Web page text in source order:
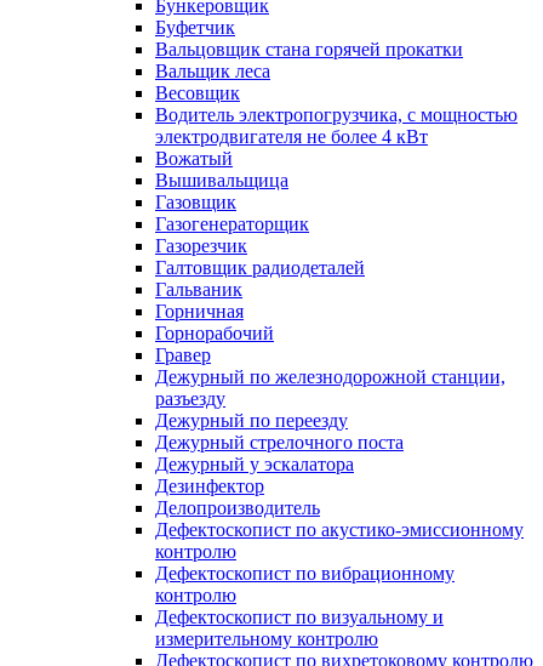
Бункеровщик
Буфетчик
Вальцовщик стана горячей прокатки
Вальщик леса
Весовщик
Водитель электропогрузчика, с мощностью
электродвигателя не более 4 кВт
Вожатый
Вышивальщица
Газовщик
Газогенераторщик
Газорезчик
Галтовщик радиодеталей
Гальваник
Горничная
Горнорабочий
Гравер
Дежурный по железнодорожной станции,
разъезду
Дежурный по переезду
Дежурный стрелочного поста
Дежурный у эскалатора
Дезинфектор
Делопроизводитель
Дефектоскопист по акустико-эмиссионному
контролю
Дефектоскопист по вибрационному
контролю
Дефектоскопист по визуальному и
измерительному контролю
Дефектоскопист по вихретоковому контролю